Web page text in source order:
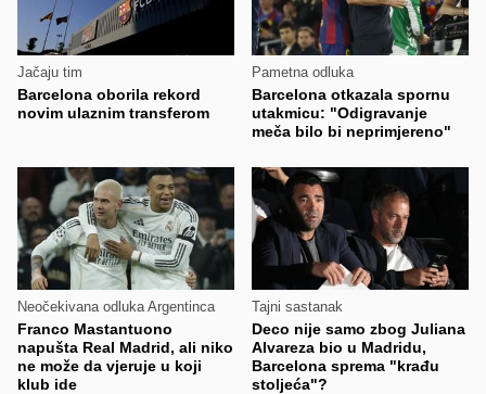
Jačaju tim
Barcelona oborila rekord
novim ulaznim transferom
Pametna odluka
Barcelona otkazala spornu
utakmicu: "Odigravanje
meča bilo bi neprimjereno"
Neočekivana odluka Argentinca
Franco Mastantuono
napušta Real Madrid, ali niko
ne može da vjeruje u koji
klub ide
Tajni sastanak
Deco nije samo zbog Juliana
Alvareza bio u Madridu,
Barcelona sprema "krađu
stoljeća"?